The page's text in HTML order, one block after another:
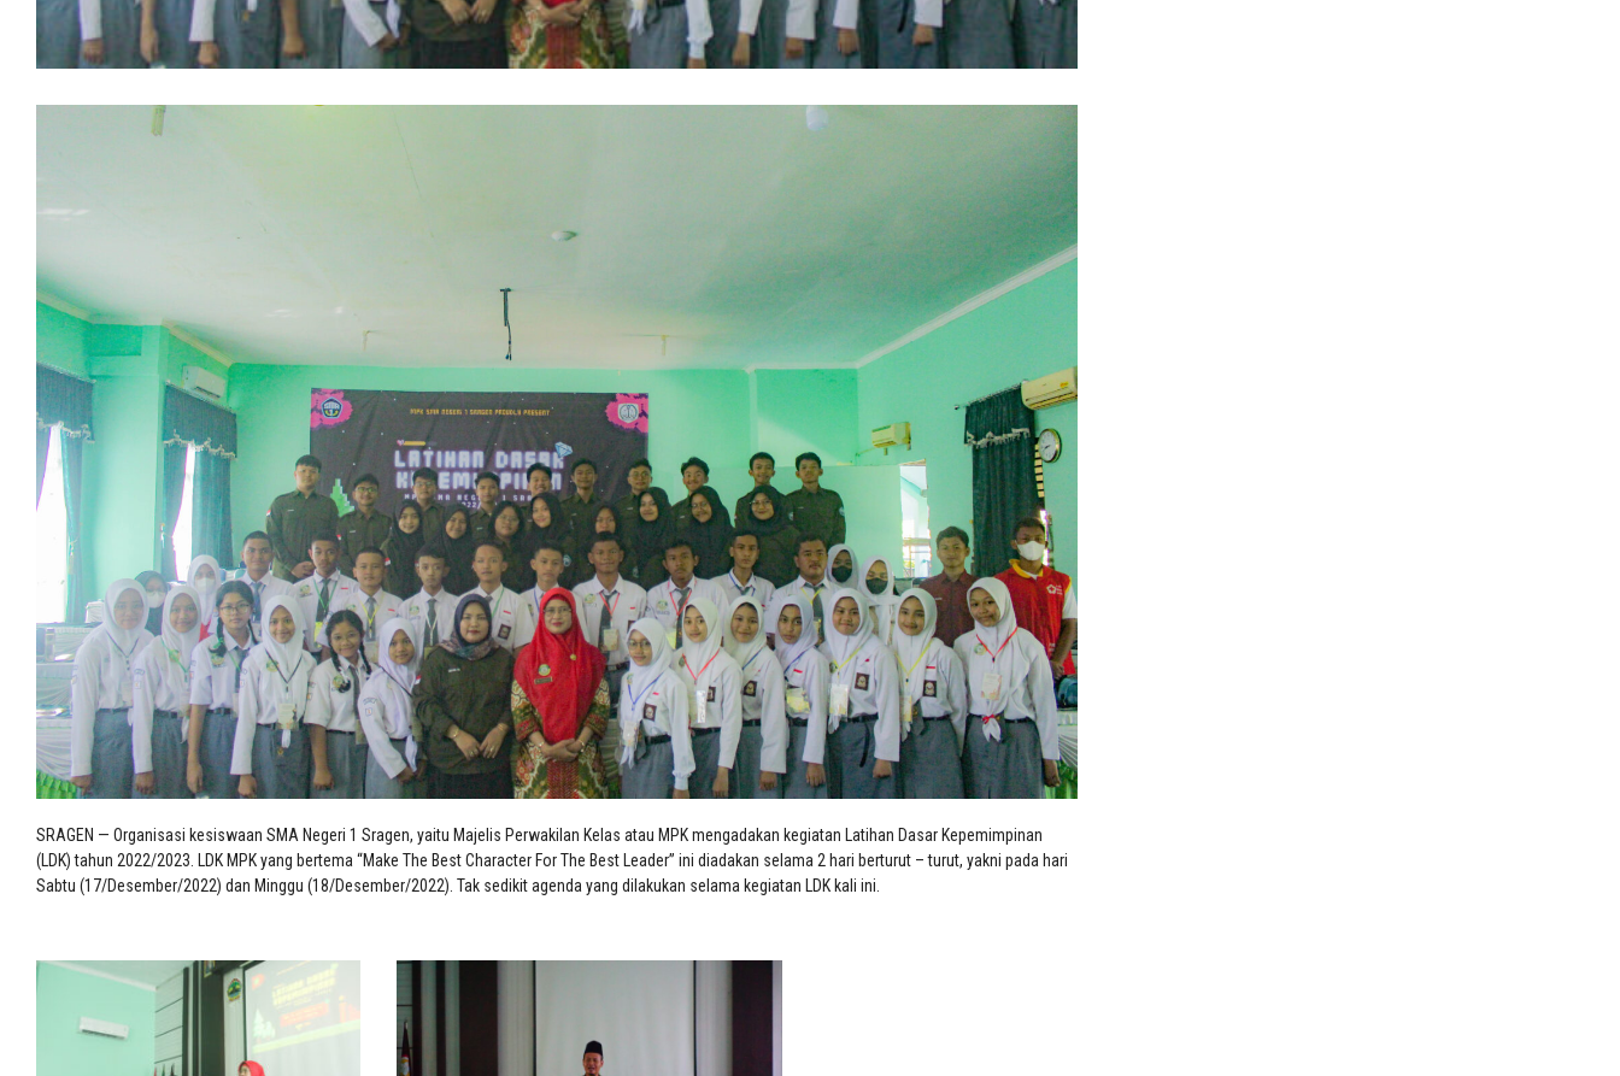
SRAGEN — Organisasi kesiswaan SMA Negeri 1 Sragen, yaitu Majelis Perwakilan Kelas atau MPK mengadakan kegiatan Latihan Dasar Kepemimpinan
(LDK) tahun 2022/2023. LDK MPK yang bertema “Make The Best Character For The Best Leader” ini diadakan selama 2 hari berturut – turut, yakni pada hari
Sabtu (17/Desember/2022) dan Minggu (18/Desember/2022). Tak sedikit agenda yang dilakukan selama kegiatan LDK kali ini.